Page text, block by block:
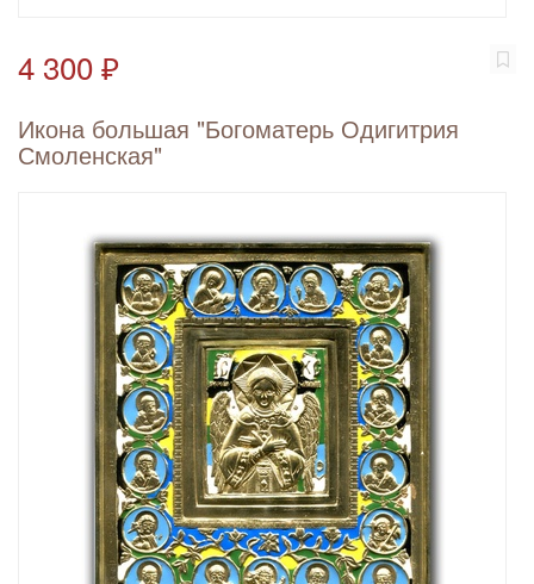
4 300 ₽
Икона большая "Богоматерь Одигитрия
Смоленская"